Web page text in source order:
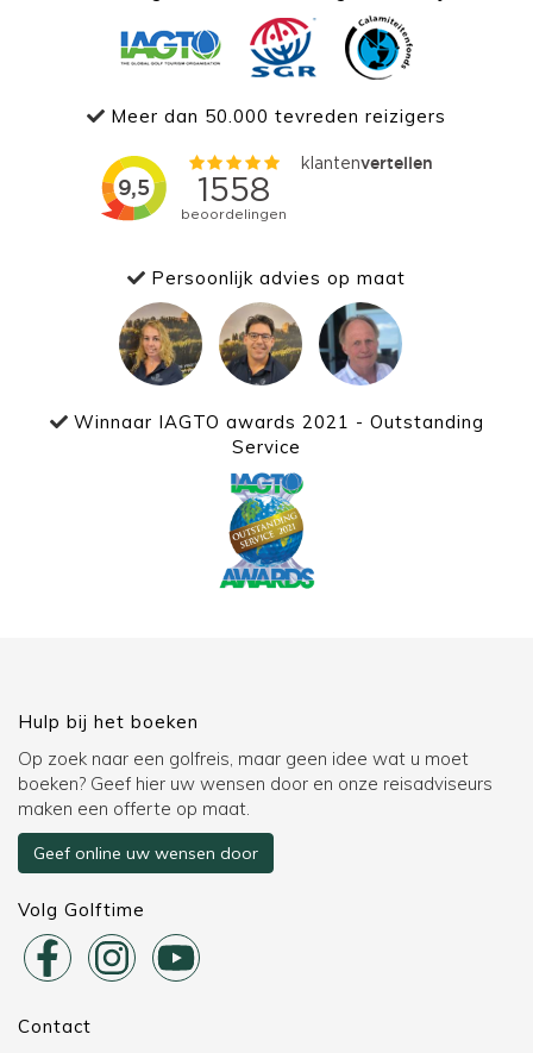
Meer dan 50.000 tevreden reizigers
Persoonlijk advies op maat
Winnaar IAGTO awards 2021 - Outstanding
Service
Hulp bij het boeken
Op zoek naar een golfreis, maar geen idee wat u moet
boeken? Geef hier uw wensen door en onze reisadviseurs
maken een offerte op maat.
Geef online uw wensen door
Volg Golftime
Contact